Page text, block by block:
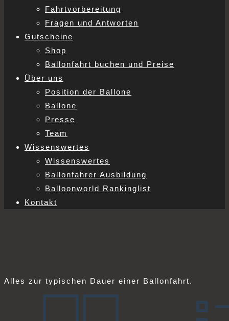
Fahrtvorbereitung
Fragen und Antworten
Gutscheine
Shop
Ballonfahrt buchen und Preise
Über uns
Position der Ballone
Ballone
Presse
Team
Wissenswertes
Wissenswertes
Ballonfahrer Ausbildung
Balloonworld Rankinglist
Kontakt
Alles zur typischen Dauer einer Ballonfahrt.